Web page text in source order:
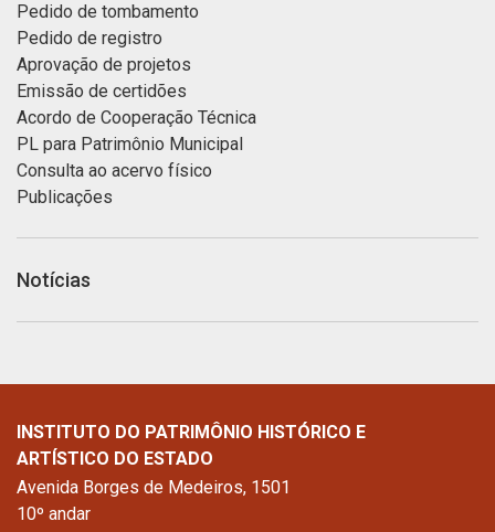
Pedido de tombamento
Pedido de registro
Aprovação de projetos
Emissão de certidões
Acordo de Cooperação Técnica
PL para Patrimônio Municipal
Consulta ao acervo físico
Publicações
Notícias
INSTITUTO DO PATRIMÔNIO HISTÓRICO E
ARTÍSTICO DO ESTADO
Avenida Borges de Medeiros, 1501
10º andar